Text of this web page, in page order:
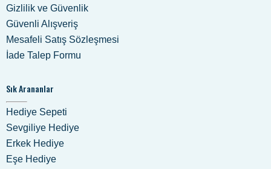
Gizlilik ve Güvenlik
Güvenli Alışveriş
Mesafeli Satış Sözleşmesi
İade Talep Formu
Sık Arananlar
Hediye Sepeti
Sevgiliye Hediye
Erkek Hediye
Eşe Hediye